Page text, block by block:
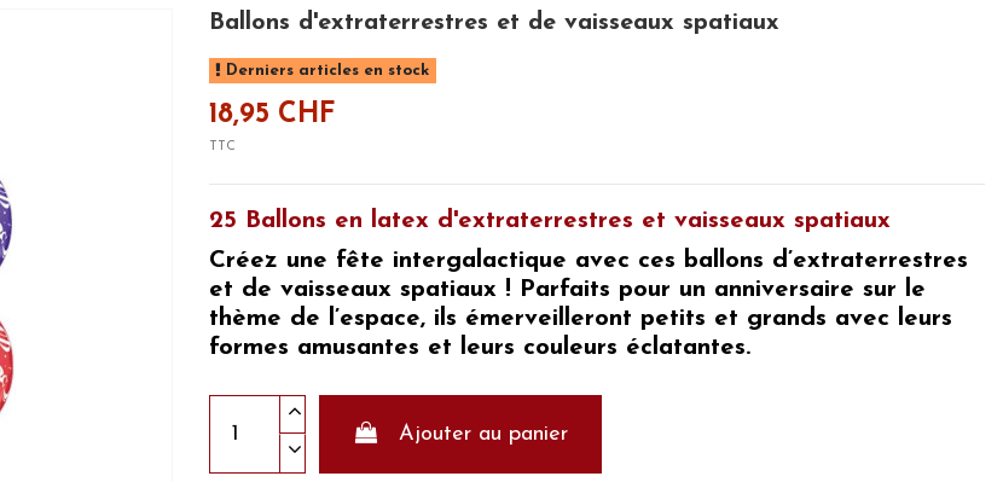
Ballons d'extraterrestres et de vaisseaux spatiaux
Derniers articles en stock
18,95 CHF
TTC
25 Ballons en latex d'extraterrestres et vaisseaux spatiaux
Créez une fête intergalactique avec ces ballons d’extraterrestres
et de vaisseaux spatiaux ! Parfaits pour un anniversaire sur le
thème de l’espace, ils émerveilleront petits et grands avec leurs
formes amusantes et leurs couleurs éclatantes.
Ajouter au panier